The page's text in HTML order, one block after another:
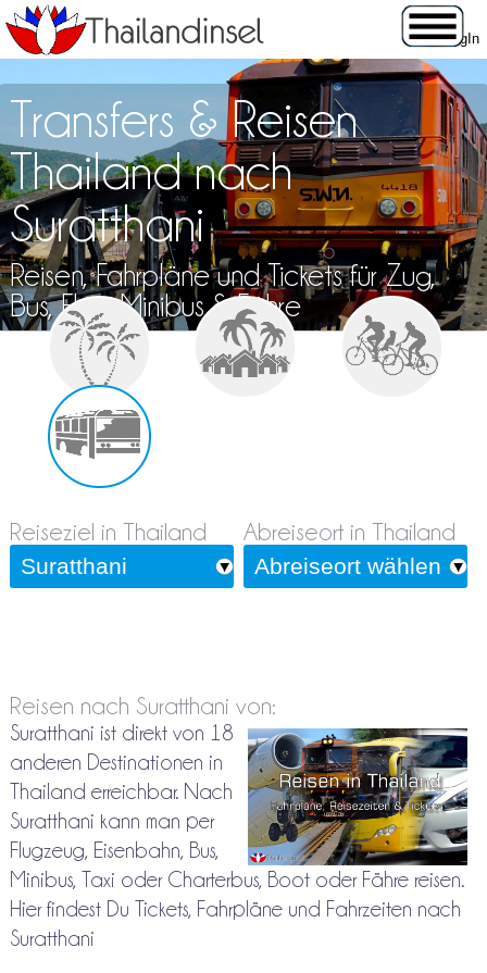
Transfers & Reisen
Thailand nach
Suratthani
Reisen, Fahrpläne und Tickets für Zug,
Bus, Flug, Minibus & Fähre
Reiseziel in Thailand Abreiseort in Thailand
Reisen nach Suratthani von:
Suratthani ist direkt von 18
anderen Destinationen in
Thailand erreichbar. Nach
Suratthani kann man per
Flugzeug, Eisenbahn, Bus,
Minibus, Taxi oder Charterbus, Boot oder Fähre reisen.
Hier findest Du Tickets, Fahrpläne und Fahrzeiten nach
Suratthani